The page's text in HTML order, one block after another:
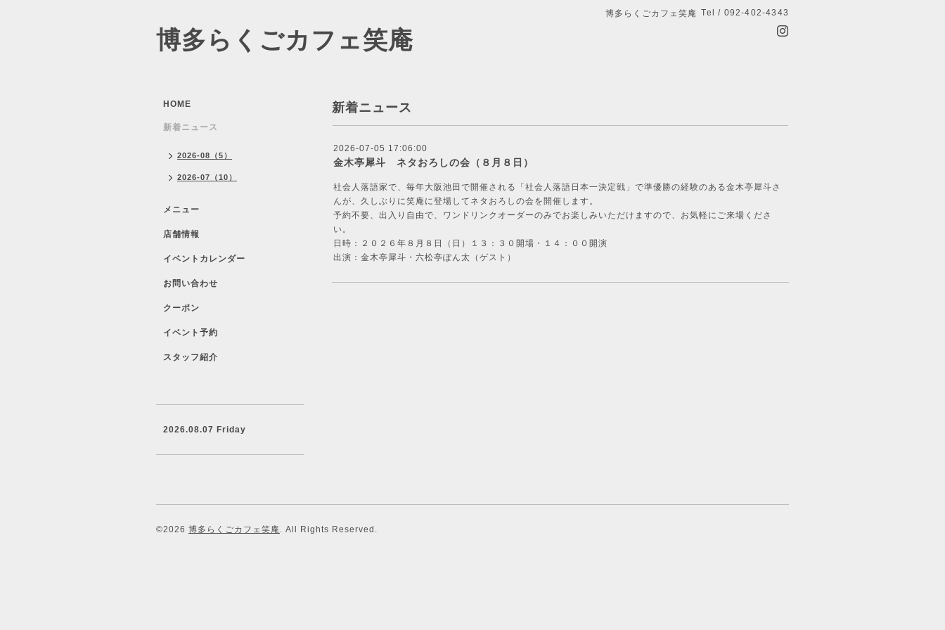
博多らくごカフェ笑庵 Tel / 092-402-4343
博多らくごカフェ笑庵
新着ニュース
2026-07-05 17:06:00
金木亭犀斗 ネタおろしの会（８月８日）
社会人落語家で、毎年大阪池田で開催される「社会人落語日本一決定戦」で準優勝の経験のある金木亭犀斗さ
んが、久しぶりに笑庵に登場してネタおろしの会を開催します。
予約不要、出入り自由で、ワンドリンクオーダーのみでお楽しみいただけますので、お気軽にご来場くださ
い。
日時：２０２６年８月８日（日）１３：３０開場・１４：００開演
出演：金木亭犀斗・六松亭ぽん太（ゲスト）
HOME
新着ニュース
2026-08（5）
2026-07（10）
メニュー
店舗情報
イベントカレンダー
お問い合わせ
クーポン
イベント予約
スタッフ紹介
2026.08.07 Friday
©2026 博多らくごカフェ笑庵. All Rights Reserved.